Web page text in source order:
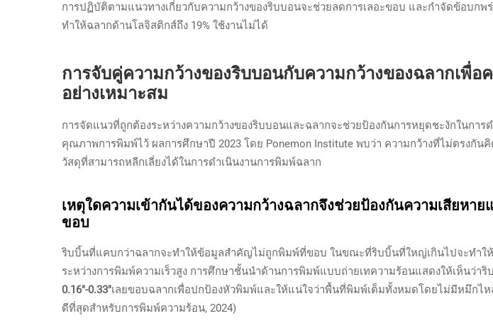
การปฏิบัติตามแนวทางเกี่ยวกับความกว้างของริบบอนจะช่วยลดการเลอะขอบ และกำจัดข้อบกพ
ทำให้ฉลากด้านโลจิสติกส์ถึง 19% ใช้งานไม่ได้
การจับคู่ความกว้างของริบบอนกับความกว้างของฉลากเพื่อ
อย่างเหมาะสม
การจัดแนวที่ถูกต้องระหว่างความกว้างของริบบอนและฉลากจะช่วยป้องกันการหยุดชะงักในการ
คุณภาพการพิมพ์ไว้ ผลการศึกษาปี 2023 โดย Ponemon Institute พบว่า ความกว้างที่ไม่ตรงกันคิ
วัสดุที่สามารถหลีกเลี่ยงได้ในการดำเนินงานการพิมพ์ฉลาก
เหตุใดความเข้ากันได้ของความกว้างฉลากจึงช่วยป้องกันความเสียหาย
ขอบ
ริบบิ้นที่แคบกว่าฉลากจะทำให้ข้อมูลสำคัญไม่ถูกพิมพ์ที่ขอบ ในขณะที่ริบบิ้นที่ใหญ่เกินไปจะทำใ
ระหว่างการพิมพ์ความเร็วสูง การศึกษาชั้นนำด้านการพิมพ์แบบถ่ายเทความร้อนแสดงให้เห็นว่า
0.16"-0.33"เลยขอบฉลากเพื่อปกป้องหัวพิมพ์และให้แน่ใจว่าพื้นที่พิมพ์เต็มทั้งหมดโดยไม่มีหมึกไ
ดีที่สุดสำหรับการพิมพ์ความร้อน, 2024)